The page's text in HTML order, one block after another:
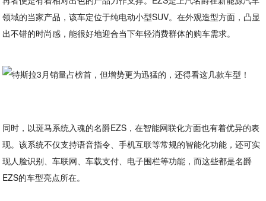
领域的当家产品，该车定位于纯电动小型SUV。在外观造型方面，凸显
出不错的时尚感，能很好地迎合当下年轻消费群体的购车需求。
同时，以斑马系统入魂的名爵EZS，在智能网联化方面也有着优异的表
现。该系统不仅支持语音指令、手机互联等常规的智能化功能，还可实
现人脸识别、车联网、车载支付、电子围栏等功能，而这些都是名爵
EZS的车型亮点所在。